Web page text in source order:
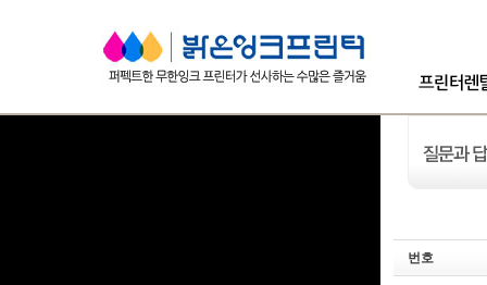
번호